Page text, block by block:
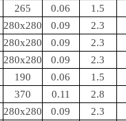
265 0.06 1.5
280x280 0.09 2.3
280x280 0.09 2.3
280x280 0.09 2.3
190 0.06 1.5
370 0.11 2.8
280x280 0.09 2.3